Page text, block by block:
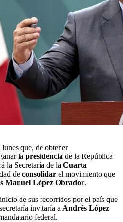
lunes que, de obtener
la presidencia de la República
la Secretaría de la Cuarta
de consolidar el movimiento que
Manuel López Obrador.
de sus recorridos por el país que
invitaría a Andrés López
federal.